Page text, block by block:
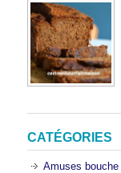
CATÉGORIES
Amuses bouche